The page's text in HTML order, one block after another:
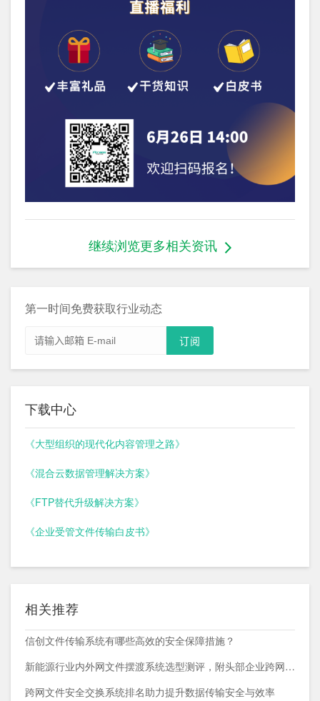
继续浏览更多相关资讯
第一时间免费获取行业动态
下载中心
《大型组织的现代化内容管理之路》
《混合云数据管理解决方案》
《FTP替代升级解决方案》
《企业受管文件传输白皮书》
相关推荐
信创文件传输系统有哪些高效的安全保障措施？
新能源行业内外网文件摆渡系统选型测评，附头部企业跨网部署案例
跨网文件安全交换系统排名助力提升数据传输安全与效率